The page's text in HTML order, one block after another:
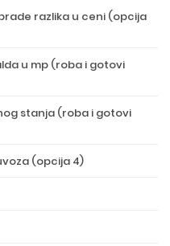
razlika u ceni (opcija
u mp (roba i gotovi
stanja (roba i gotovi
(opcija 4)